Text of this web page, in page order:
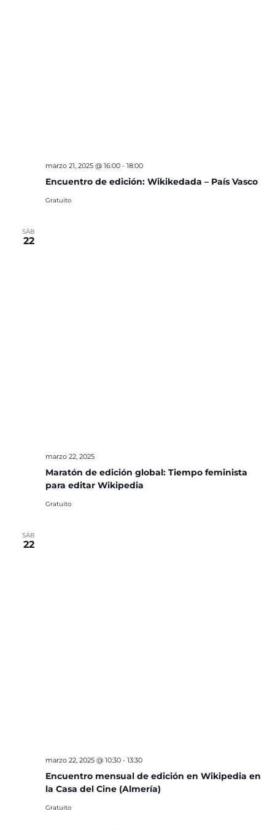
Encuentro de edición: Wikikedada – País Vasco
marzo 21, 2025 @ 16:00- 18:00
Gratuito
SÁB
22
Maratón de edición global: Tiempo feminista
para editar Wikipedia
marzo 22, 2025
Gratuito
SÁB
22
Encuentro mensual de edición en Wikipedia en
la Casa del Cine (Almería)
marzo 22, 2025 @ 10:30- 13:30
Gratuito